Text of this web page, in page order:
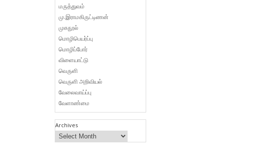
மருத்துவம்
மு.இராமகிருட்டிணன்
முகநூல்
மொழிபெயர்ப்பு
மொழிப்போர்
விளையாட்டு
வெருளி
வெருளி அறிவியல்
வேலைவாய்ப்பு
வேளாண்மை
Archives